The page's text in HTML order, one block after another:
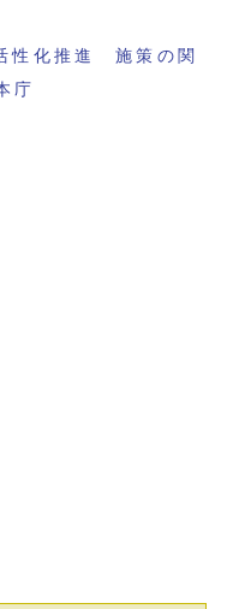
性化推進 施策の関
庁